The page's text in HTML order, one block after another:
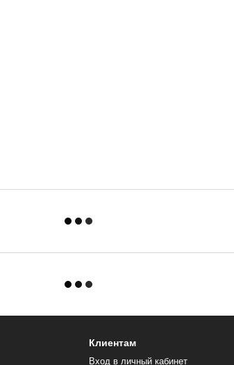
Клиентам
Вход в личный кабинет